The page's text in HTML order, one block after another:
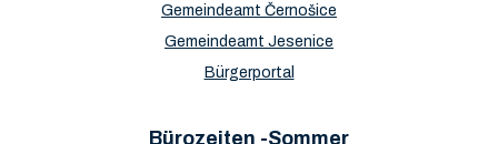
Gemeindeamt Černošice
Gemeindeamt Jesenice
Bürgerportal
Bürozeiten -Sommer